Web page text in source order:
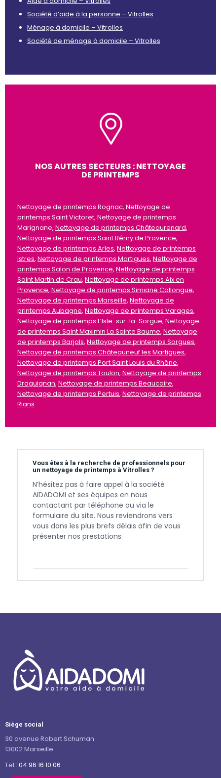
Société d’aide à la personne – Vitrolles
Ménage à domicile – Vitrolles
Société de ménage à domicile – Vitrolles
NOS AUTRES SECTEURS : NETTOYAGE
DE PRINTEMPS
Nettoyage de printemps Rognac, Nettoyage de
printemps Saint Victoret, Nettoyage de printemps
Marignane, Nettoyage de printemps Châteaurenard,
Nettoyage de printemps Saint Rémy de Provence,
Nettoyage de printemps Arles, Nettoyage de printemps
Istres, Nettoyage de printemps Martigues, Nettoyage de
printemps Salon de Provence, Nettoyage de printemps
Saint Martin de Crau, Nettoyage de printemps Aix en
Provence, Nettoyage de printemps Simiane Collongue,
Nettoyage de printemps Marseille, Nettoyage de
printemps Aubagne, Nettoyage de printemps Varages,
Nettoyage de printemps L’Isle-sur-la-Sorgue, Nettoyage
de printemps Saint Maximin La Sainte Baume, Nettoyage
de printemps Barjols, Nettoyage de printemps Sorgues,
Nettoyage de printemps Châteauneuf les Martigues,
Nettoyage de printemps Port Saint Louis du Rhône,
Nettoyage de printemps Toulon, Nettoyage de printemps
Draguignan, Nettoyage de printemps Beaucaire,
Nettoyage de printemps Pertuis, Nettoyage de printemps
Rians
Vous êtes à la recherche de professionnels pour
un nettoyage de printemps à Vitrolles ?
N’hésitez pas à faire appel à la société
AIDADOMI et ses équipes en nous
contactant par téléphone ou via le
formulaire du site. Nous reviendrons vers
vous dans les plus brefs délais afin de vous
présenter nos prestations.
Siège social
30 avenue Robert Schuman
13002 Marseille
Tel : 04 96 16 10 06